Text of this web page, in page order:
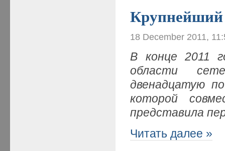
Крупнейший
18 December 2011,
В конце 2011
области
двенадцатую
которой
представила
Читать далее »